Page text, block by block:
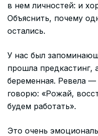
в нем личностей: и
Объяснить, почему
остались.
У нас был
прошла предкастинг,
беременная. Ревела —
говорю: «Рожай,
будем работать».
Это очень